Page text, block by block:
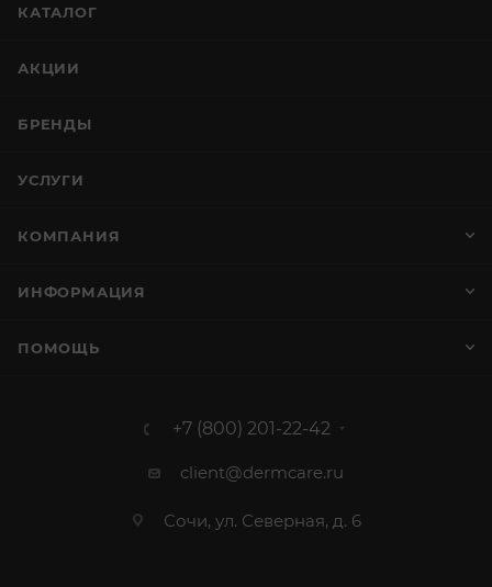
КАТАЛОГ
АКЦИИ
БРЕНДЫ
УСЛУГИ
КОМПАНИЯ
ИНФОРМАЦИЯ
ПОМОЩЬ
+7 (800) 201-22-42
client@dermcare.ru
Сочи, ул. Северная, д. 6